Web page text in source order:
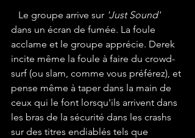
   Le groupe arrive sur
'Just Sound'
dans un écran de fumée. La foule
acclame et le groupe apprécie. Derek
incite même la foule à faire du crowd-
surf (ou slam, comme vous préférez), et
pense même à taper dans la main de
ceux qui le font lorsqu'ils arrivent dans
les bras de la sécurité dans les crashs
sur des titres endiablés tels que